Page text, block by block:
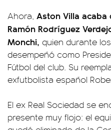
Ahora, Aston Villa
Ramón Rodríguez
Monchi, quien durante
desempeñó como
Fútbol del club. Su
exfutbolista español
El ex Real Sociedad se
presente muy flojo: el